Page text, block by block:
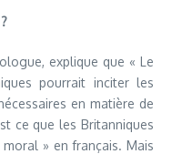
explique que « Le
pourrait inciter les
en matière de
ce que les Britanniques
» en français. Mais